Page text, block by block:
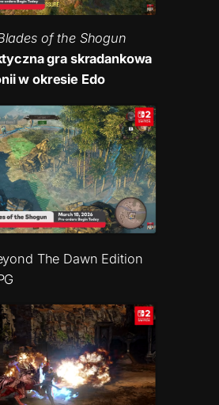
of the Shogun
gra skradankowa
w okresie Edo
The Dawn Edition